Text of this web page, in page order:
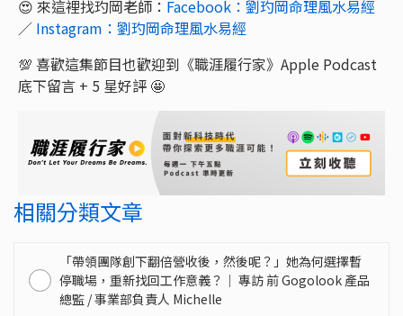
😍 來這裡找玓岡老師： Facebook：劉玓岡命理風水易經
／ Instagram：劉玓岡命理風水易經
💯 喜歡這集節目也歡迎到《職涯履行家》Apple Podcast
底下留言 + 5 星好評 🤩
相關分類文章
「帶領團隊創下翻倍營收後，然後呢？」她為何選擇暫
停職場，重新找回工作意義？｜ 專訪 前 Gogolook 產品
總監 / 事業部負責人 Michelle